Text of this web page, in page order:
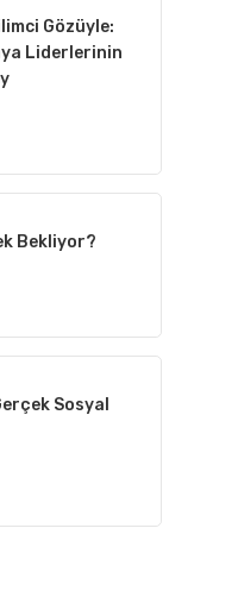
Gözüyle:
Liderlerinin
Bekliyor?
Sosyal